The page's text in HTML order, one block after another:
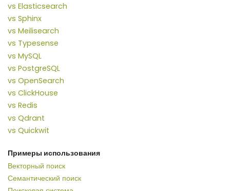
vs Elasticsearch
vs Sphinx
vs Meilisearch
vs Typesense
vs MySQL
vs PostgreSQL
vs OpenSearch
vs ClickHouse
vs Redis
vs Qdrant
vs Quickwit
Примеры использования
Векторный поиск
Семантический поиск